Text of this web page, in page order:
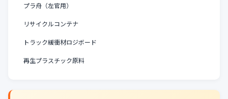
プラ舟（左官用）
リサイクルコンテナ
トラック緩衝材ロジボード
再生プラスチック原料